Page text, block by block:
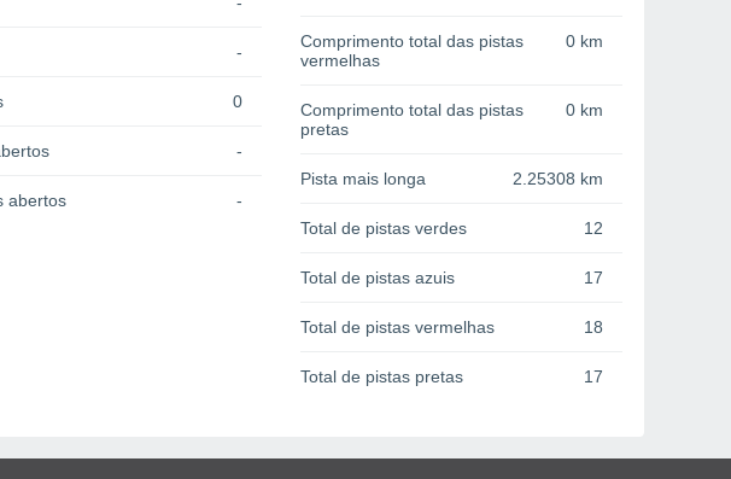
-
0
-
abertos -
Comprimento total das pistas
vermelhas
0 km
Comprimento total das pistas
pretas
0 km
Pista mais longa 2.25308 km
Total de pistas verdes 12
Total de pistas azuis 17
Total de pistas vermelhas 18
Total de pistas pretas 17